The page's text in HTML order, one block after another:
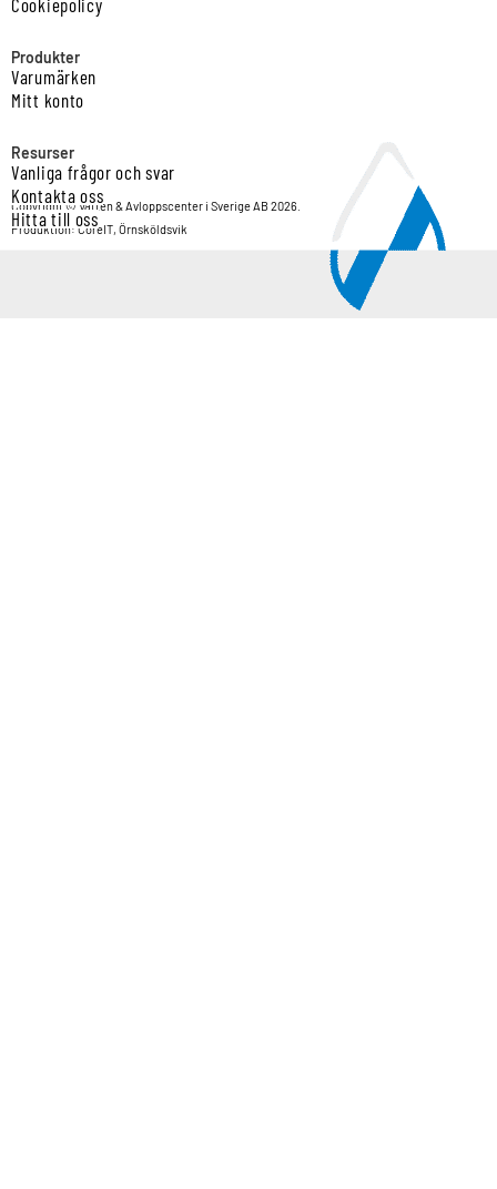
Cookiepolicy
Produkter
Varumärken
Mitt konto
Resurser
Vanliga frågor och svar
Kontakta oss
Hitta till oss
Copyright © Vatten & Avloppscenter i Sverige AB 2026.
Produktion: CoreIT, Örnsköldsvik